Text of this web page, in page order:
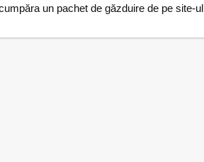
un pachet de găzduire de pe site-ul